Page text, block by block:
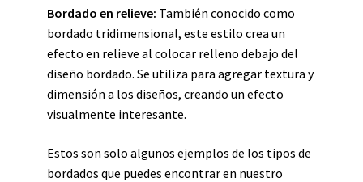
Bordado en relieve: También conocido como
bordado tridimensional, este estilo crea un
efecto en relieve al colocar relleno debajo del
diseño bordado. Se utiliza para agregar textura y
dimensión a los diseños, creando un efecto
visualmente interesante.
Estos son solo algunos ejemplos de los tipos de
bordados que puedes encontrar en nuestro